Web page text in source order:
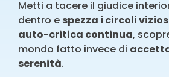
Metti a tacere il giudice
dentro e spezza i circoli
auto-critica continua,
mondo fatto invece di
serenità.